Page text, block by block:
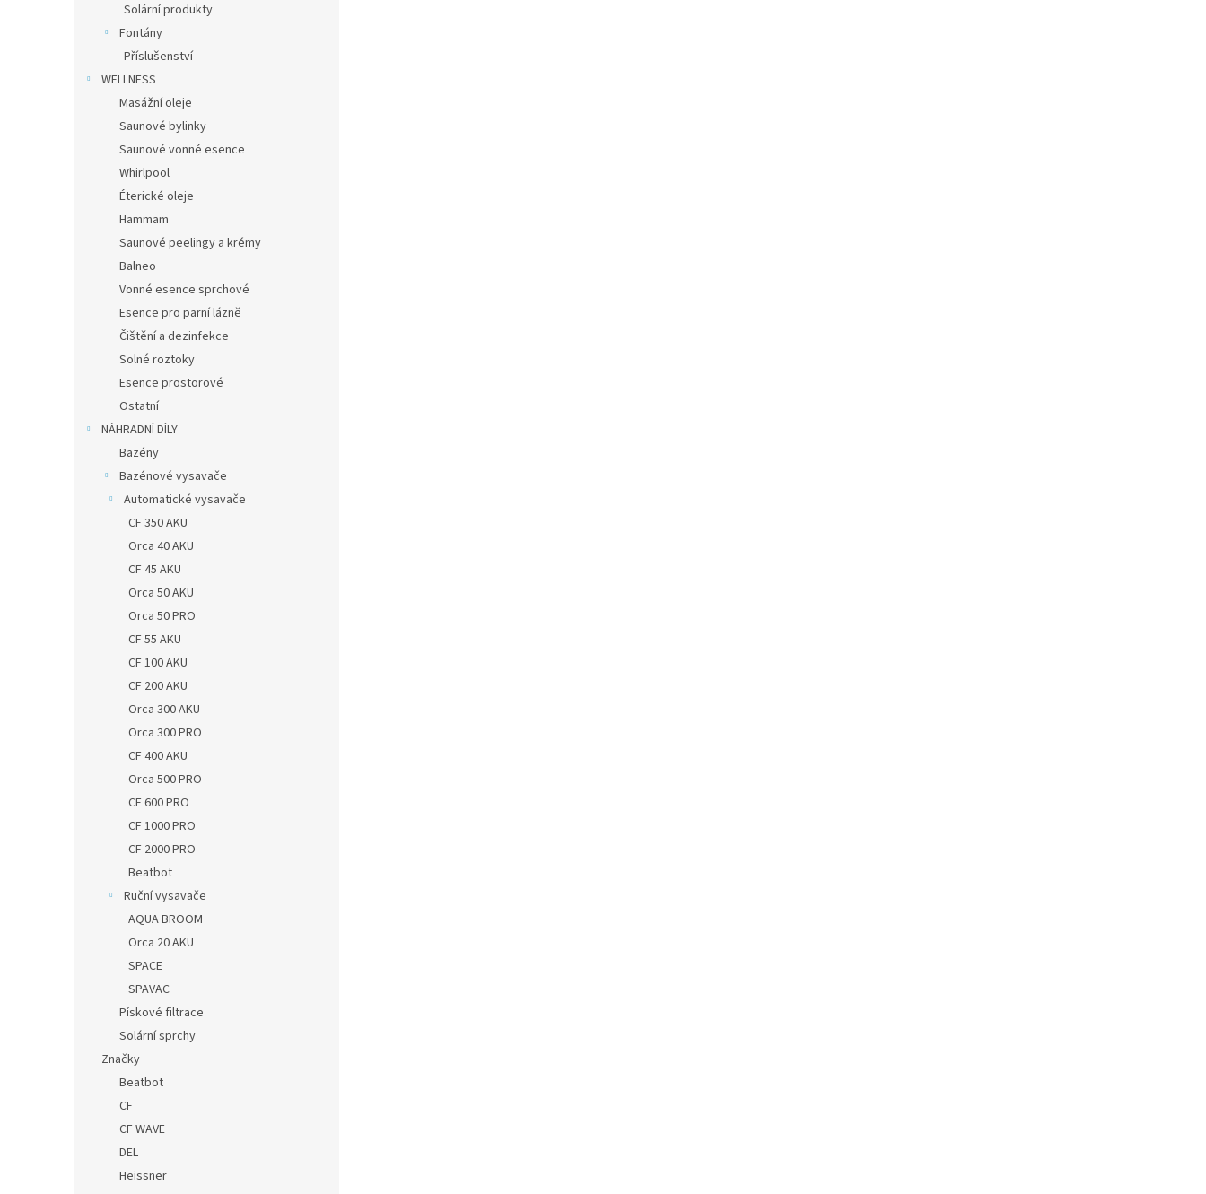
Solární produkty
Fontány
Příslušenství
WELLNESS
Masážní oleje
Saunové bylinky
Saunové vonné esence
Whirlpool
Éterické oleje
Hammam
Saunové peelingy a krémy
Balneo
Vonné esence sprchové
Esence pro parní lázně
Čištění a dezinfekce
Solné roztoky
Esence prostorové
Ostatní
NÁHRADNÍ DÍLY
Bazény
Bazénové vysavače
Automatické vysavače
CF 350 AKU
Orca 40 AKU
CF 45 AKU
Orca 50 AKU
Orca 50 PRO
CF 55 AKU
CF 100 AKU
CF 200 AKU
Orca 300 AKU
Orca 300 PRO
CF 400 AKU
Orca 500 PRO
CF 600 PRO
CF 1000 PRO
CF 2000 PRO
Beatbot
Ruční vysavače
AQUA BROOM
Orca 20 AKU
SPACE
SPAVAC
Pískové filtrace
Solární sprchy
Značky
Beatbot
CF
CF WAVE
DEL
Heissner